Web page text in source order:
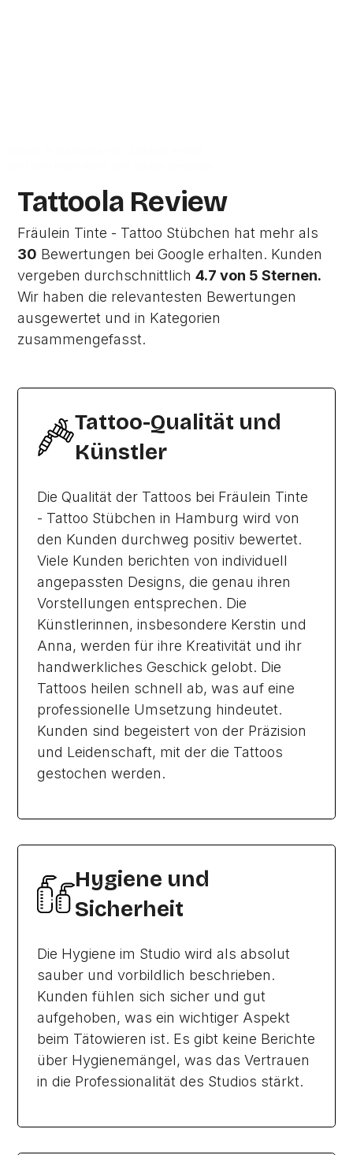
Tattoola Review
Fräulein Tinte - Tattoo Stübchen hat mehr als
30 Bewertungen bei Google erhalten. Kunden
vergeben durchschnittlich4.7 von 5 Sternen.
Wir haben die relevantesten Bewertungen
ausgewertet und in Kategorien
zusammengefasst.
Tattoo-Qualität und
Künstler
Die Qualität der Tattoos bei Fräulein Tinte
- Tattoo Stübchen in Hamburg wird von
den Kunden durchweg positiv bewertet.
Viele Kunden berichten von individuell
angepassten Designs, die genau ihren
Vorstellungen entsprechen. Die
Künstlerinnen, insbesondere Kerstin und
Anna, werden für ihre Kreativität und ihr
handwerkliches Geschick gelobt. Die
Tattoos heilen schnell ab, was auf eine
professionelle Umsetzung hindeutet.
Kunden sind begeistert von der Präzision
und Leidenschaft, mit der die Tattoos
gestochen werden.
Hygiene und
Sicherheit
Die Hygiene im Studio wird als absolut
sauber und vorbildlich beschrieben.
Kunden fühlen sich sicher und gut
aufgehoben, was ein wichtiger Aspekt
beim Tätowieren ist. Es gibt keine Berichte
über Hygienemängel, was das Vertrauen
in die Professionalität des Studios stärkt.